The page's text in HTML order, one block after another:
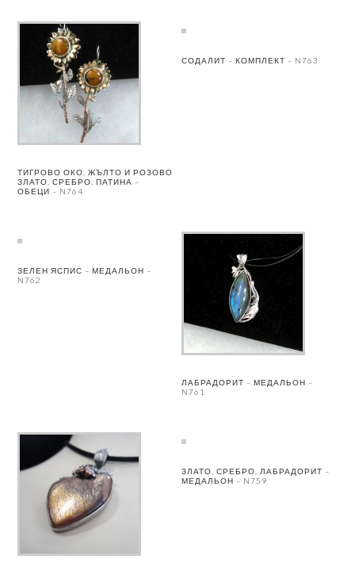
ТИГРОВО ОКО, ЖЪЛТО И РОЗОВО
ЗЛАТО, СРЕБРО, ПАТИНА –
ОБЕЦИ – N764
СОДАЛИТ – КОМПЛЕКТ – N763
ЗЕЛЕН ЯСПИС – МЕДАЛЬОН –
N762
ЛАБРАДОРИТ – МЕДАЛЬОН –
N761
ЗЛАТО, СРЕБРО, ЛАБРАДОРИТ –
МЕДАЛЬОН – N759